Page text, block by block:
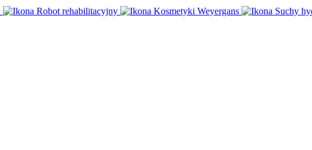
Robot rehabilitacyjny Kosmetyki Weyergans Suchy